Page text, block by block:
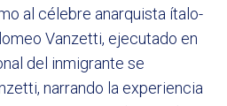
al célebre anarquista ítalo-
Vanzetti, ejecutado en
del inmigrante se
narrando la experiencia